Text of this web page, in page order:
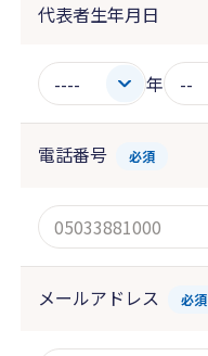
代表者生年月日
年
電話番号 必須
メールアドレス 必須